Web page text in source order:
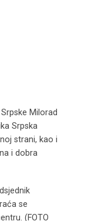
Milorad
Srpska
strani, kao i
i dobra